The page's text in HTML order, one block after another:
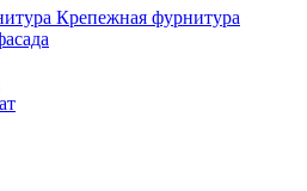
Крепежная фурнитура